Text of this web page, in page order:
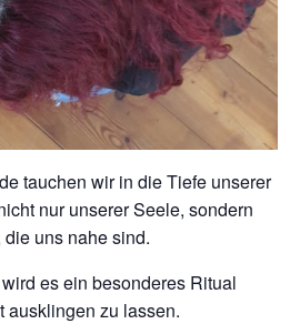
tauchen wir in die Tiefe unserer
nur unserer Seele, sondern
uns nahe sind.
es ein besonderes Ritual
ausklingen zu lassen.